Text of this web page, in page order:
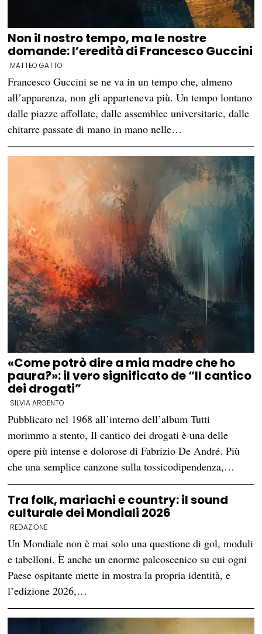
Non il nostro tempo, ma le nostre
domande: l’eredità di Francesco Guccini
MATTEO GATTO
Francesco Guccini se ne va in un tempo che, almeno
all’apparenza, non gli apparteneva più. Un tempo lontano
dalle piazze affollate, dalle assemblee universitarie, dalle
chitarre passate di mano in mano nelle…
«Come potrò dire a mia madre che ho
paura?»: il vero significato de “Il cantico
dei drogati”
SILVIA ARGENTO
Pubblicato nel 1968 all’interno dell’album Tutti
morimmo a stento, Il cantico dei drogati è una delle
opere più intense e dolorose di Fabrizio De André. Più
che una semplice canzone sulla tossicodipendenza,…
Tra folk, mariachi e country: il sound
culturale dei Mondiali 2026
REDAZIONE
Un Mondiale non è mai solo una questione di gol, moduli
e tabelloni. È anche un enorme palcoscenico su cui ogni
Paese ospitante mette in mostra la propria identità, e
l’edizione 2026,…